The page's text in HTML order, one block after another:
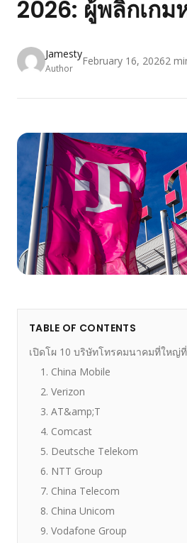
2026: ผู้พลิกเกม
Jamesty
Author
February 16, 20262
TABLE OF CONTENTS
เปิดโผ 10 บริษัทโทรคมนาคมที่ใหญ่
1. China Mobile
2. Verizon
3. AT&amp;T
4. Comcast
5. Deutsche Telekom
6. NTT Group
7. China Telecom
8. China Unicom
9. Vodafone Group